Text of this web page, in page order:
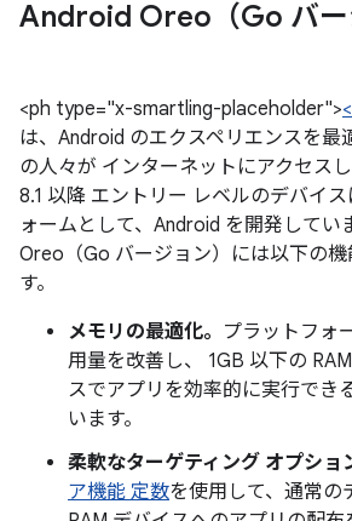
Android Oreo（Go バー
<ph type="x-smartling-placeholder">
は、Android のエクスペリエンスを最
の人々が インターネットにアクセス
8.1 以降 エントリー レベルのデバイ
ォームとして、Android を開発してい
Oreo（Go バージョン）には以下の
す。
メモリの最適化。 プラットフォ
用量を改善し、 1GB 以下の
スでアプリを効率的に実行でき
います。
柔軟なターゲティング オプショ
ア機能 定数を使用して、通常の